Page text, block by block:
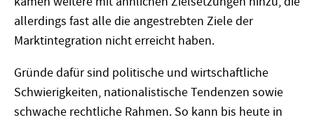
allerdings fast alle die angestrebten Ziele der
Marktintegration nicht erreicht haben.
Gründe dafür sind politische und wirtschaftliche
Schwierigkeiten, nationalistische Tendenzen sowie
schwache rechtliche Rahmen. So kann bis heute in